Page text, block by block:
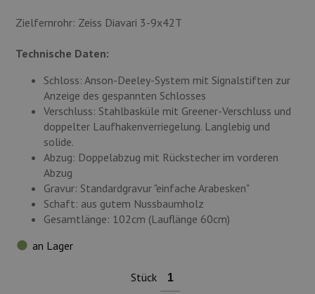
Zielfernrohr: Zeiss Diavari 3-9x42T
Technische Daten:
Schloss: Anson-Deeley-System mit Signalstiften zur
Anzeige des gespannten Schlosses
Verschluss: Stahlbasküle mit Greener-Verschluss und
doppelter Laufhakenverriegelung. Langlebig und
solide.
Abzug: Doppelabzug mit Rückstecher im vorderen
Abzug
Gravur: Standardgravur "einfache Arabesken"
Schaft: aus gutem Nussbaumholz
Gesamtlänge: 102cm (Lauflänge 60cm)
an Lager
Stück